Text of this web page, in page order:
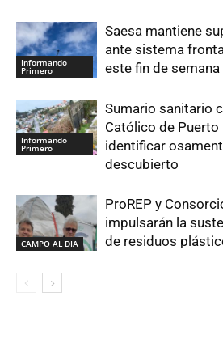
Informando
Primero
Saesa mantiene
ante sistema
este fin de semana
Informando
Primero
Sumario sanitario
Católico de
identificar
descubierto
CAMPO AL DIA
ProREP y
impulsarán la
de residuos